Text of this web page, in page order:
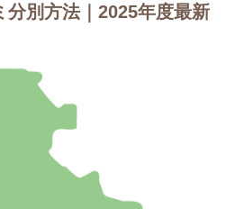
分別方法｜2025年度最新